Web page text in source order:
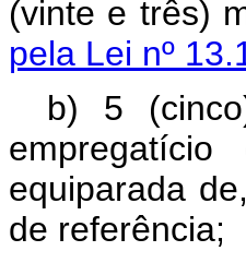
(vinte e
pela Lei nº
b) 5
equiparada
de